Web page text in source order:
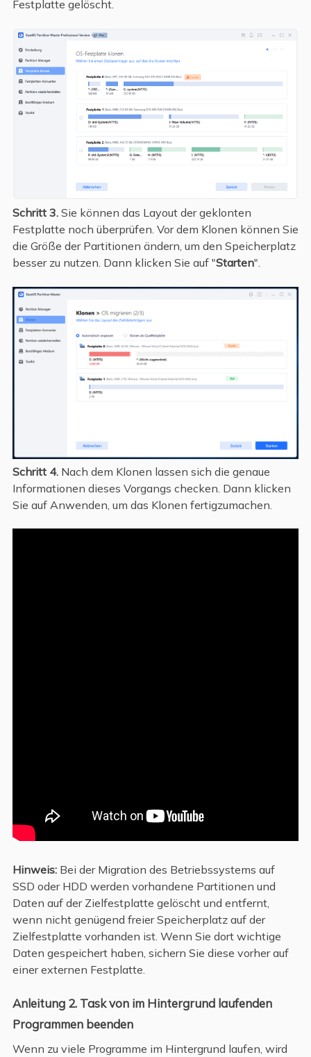
Festplatte gelöscht.
Schritt 3.Sie können das Layout der geklonten
Festplatte noch überprüfen. Vor dem Klonen können Sie
die Größe der Partitionen ändern, um den Speicherplatz
besser zu nutzen. Dann klicken Sie auf "Starten".
Schritt 4.Nach dem Klonen lassen sich die genaue
Informationen dieses Vorgangs checken. Dann klicken
Sie auf Anwenden, um das Klonen fertigzumachen.
Hinweis:Bei der Migration des Betriebssystems auf
SSD oder HDD werden vorhandene Partitionen und
Daten auf der Zielfestplatte gelöscht und entfernt,
wenn nicht genügend freier Speicherplatz auf der
Zielfestplatte vorhanden ist. Wenn Sie dort wichtige
Daten gespeichert haben, sichern Sie diese vorher auf
einer externen Festplatte.
Anleitung 2. Task von im Hintergrund laufenden
Programmen beenden
Wenn zu viele Programme im Hintergrund laufen, wird